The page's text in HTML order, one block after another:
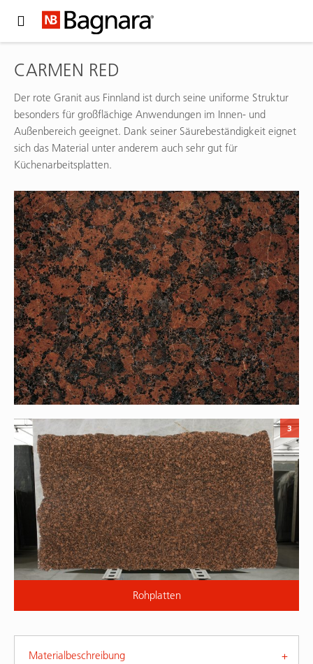
CARMEN RED
Der rote Granit aus Finnland ist durch seine uniforme Struktur
besonders für großflächige Anwendungen im Innen- und
Außenbereich geeignet. Dank seiner Säurebeständigkeit eignet
sich das Material unter anderem auch sehr gut für
Küchenarbeitsplatten.
Rohplatten
3
Materialbeschreibung